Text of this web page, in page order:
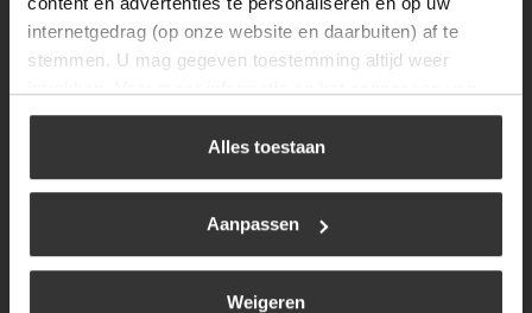
internetgedrag (op onze website en daarbuiten) af te
stemmen. U mag gegeven toestemming altijd weer
uw keuze op onze website verwijzen wij u naar ons
Alles toestaan
Aanpassen
Weigeren
Navigatie
BBQ
Brandstoffen
Verwarming